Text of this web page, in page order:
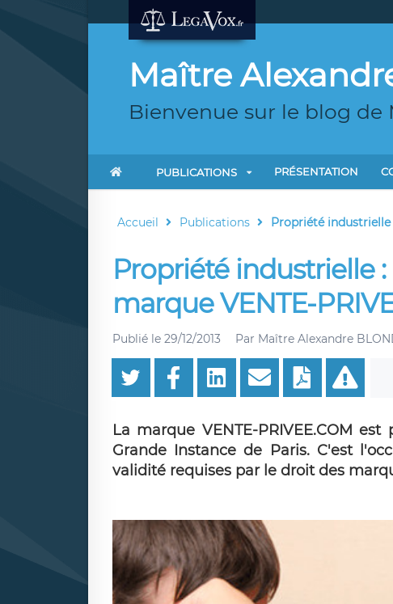
Maître
Bienvenue sur le blog de
PUBLICATIONS PRÉSENTATION
Accueil Publications Propriété industrielle
Propriété industrielle
marque VENTE-
Publié le 29/12/2013 Par Maître Alexandre
La marque VENTE-PRIVEE.COM
Grande Instance de Paris. C'est
validité requises par le droit des